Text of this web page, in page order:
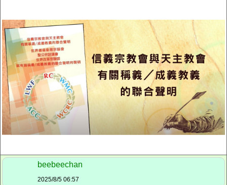
beebeechan
2025/8/5 06:57